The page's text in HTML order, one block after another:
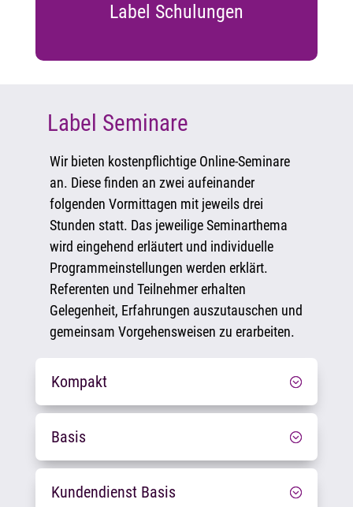
Label Schulungen
Label Seminare
Wir bieten kostenpflichtige Online-Seminare
an. Diese finden an zwei aufeinander
folgenden Vormittagen mit jeweils drei
Stunden statt. Das jeweilige Seminarthema
wird eingehend erläutert und individuelle
Programmeinstellungen werden erklärt.
Referenten und Teilnehmer erhalten
Gelegenheit, Erfahrungen auszutauschen und
gemeinsam Vorgehensweisen zu erarbeiten.
Kompakt
Basis
Kundendienst Basis